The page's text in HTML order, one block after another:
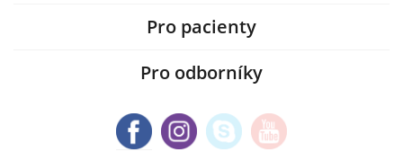
Pro pacienty
Pro odborníky